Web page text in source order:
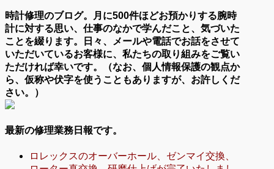
時計修理のブログ。月に500件ほどお預かりする腕時
計に対する思い、仕事のなかで学んだこと、気づいた
ことを綴ります。日々、メールや電話でお話をさせて
いただいているお客様に、私たちの取り組みをご覧い
ただければ幸いです。（なお、個人情報保護の観点か
ら、仮称や伏字を使うこともありますが、お許しくだ
さい。）
最新の修理業務日報です。
ロレックスのオーバーホール、ゼンマイ交換、